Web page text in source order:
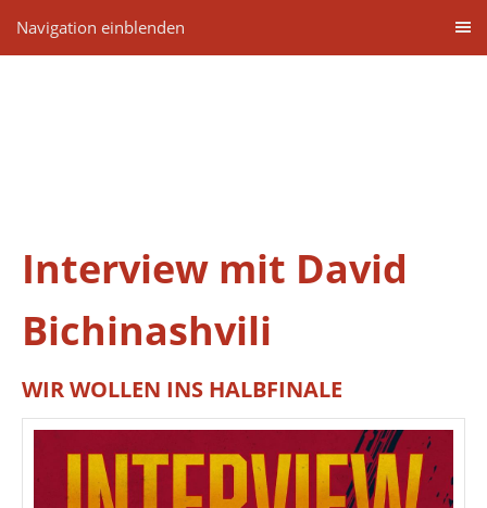
Navigation einblenden
Interview mit David
Bichinashvili
WIR WOLLEN INS HALBFINALE